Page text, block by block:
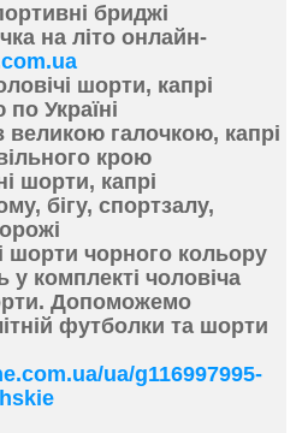
бриджі
на літо онлайн-
шорти, капрі
Україні
великою галочкою, капрі
крою
шорти, капрі
бігу, спортзалу,
шорти чорного кольору
комплекті чоловіча
Допоможемо
футболки та шорти
ua/g116997995-